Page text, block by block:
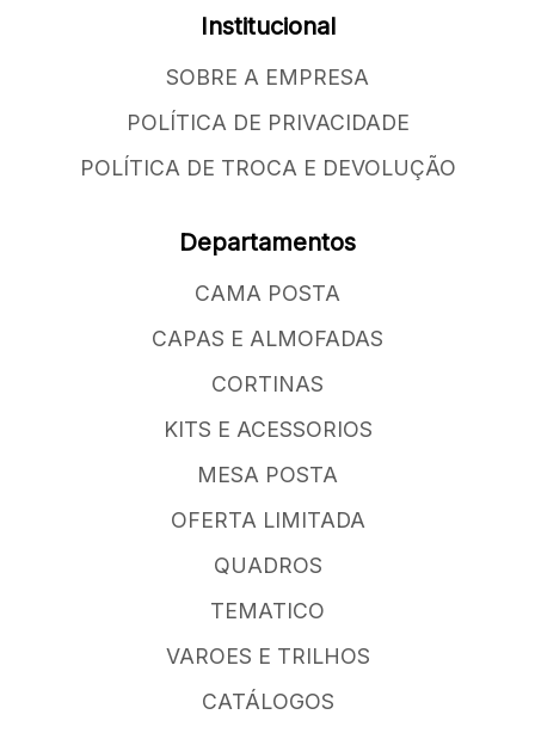
Institucional
SOBRE A EMPRESA
POLÍTICA DE PRIVACIDADE
POLÍTICA DE TROCA E DEVOLUÇÃO
Departamentos
CAMA POSTA
CAPAS E ALMOFADAS
CORTINAS
KITS E ACESSORIOS
MESA POSTA
OFERTA LIMITADA
QUADROS
TEMATICO
VAROES E TRILHOS
CATÁLOGOS